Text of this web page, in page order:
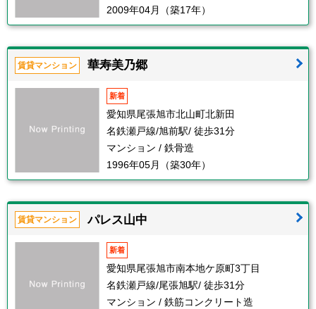
2009年04月（築17年）
賃貸マンション 華寿美乃郷
新着
愛知県尾張旭市北山町北新田
名鉄瀬戸線/旭前駅/ 徒歩31分
マンション / 鉄骨造
1996年05月（築30年）
賃貸マンション パレス山中
新着
愛知県尾張旭市南本地ケ原町3丁目
名鉄瀬戸線/尾張旭駅/ 徒歩31分
マンション / 鉄筋コンクリート造